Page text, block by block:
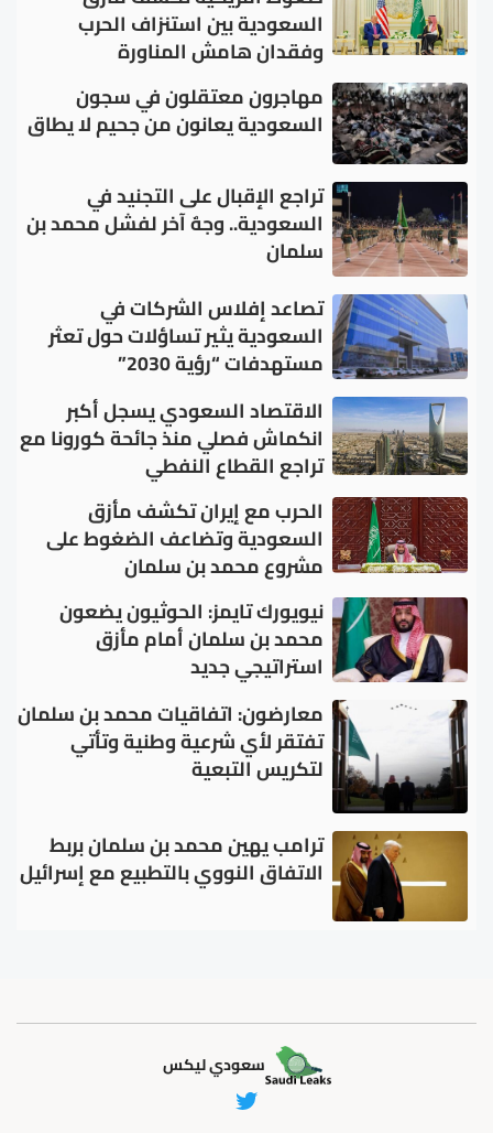
السعودية بين استنزاف الحرب
وفقدان هامش المناورة
مهاجرون معتقلون في سجون
السعودية يعانون من جحيم لا يطاق
تراجع الإقبال على التجنيد في
السعودية.. وجهٌ آخر لفشل محمد بن
سلمان
تصاعد إفلاس الشركات في
السعودية يثير تساؤلات حول تعثر
مستهدفات “رؤية 2030”
الاقتصاد السعودي يسجل أكبر
انكماش فصلي منذ جائحة كورونا مع
تراجع القطاع النفطي
الحرب مع إيران تكشف مأزق
السعودية وتضاعف الضغوط على
مشروع محمد بن سلمان
نيويورك تايمز: الحوثيون يضعون
محمد بن سلمان أمام مأزق
استراتيجي جديد
معارضون: اتفاقيات محمد بن سلمان
تفتقر لأي شرعية وطنية وتأتي
لتكريس التبعية
ترامب يهين محمد بن سلمان بربط
الاتفاق النووي بالتطبيع مع إسرائيل
سعودي ليكس